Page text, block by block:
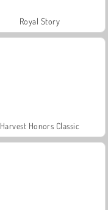
Royal Story
Harvest Honors Classic